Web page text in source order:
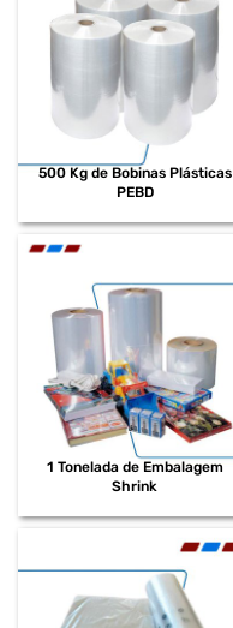
500 Kg de Bobinas Plásticas
PEBD
1 Tonelada de Embalagem
Shrink